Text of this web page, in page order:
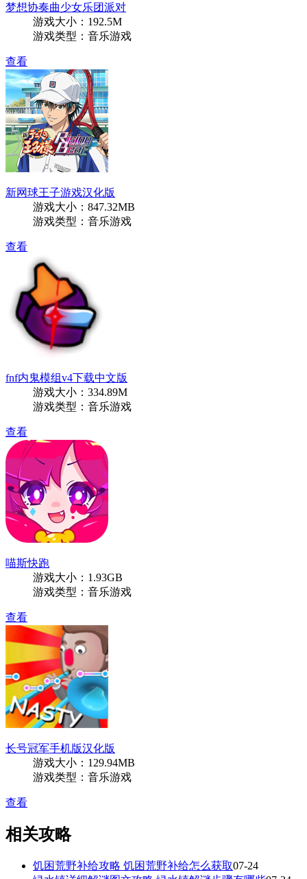
梦想协奏曲少女乐团派对
游戏大小：192.5M
游戏类型：音乐游戏
查看
新网球王子游戏汉化版
游戏大小：847.32MB
游戏类型：音乐游戏
查看
fnf内鬼模组v4下载中文版
游戏大小：334.89M
游戏类型：音乐游戏
查看
喵斯快跑
游戏大小：1.93GB
游戏类型：音乐游戏
查看
长号冠军手机版汉化版
游戏大小：129.94MB
游戏类型：音乐游戏
查看
相关攻略
饥困荒野补给攻略 饥困荒野补给怎么获取07-24